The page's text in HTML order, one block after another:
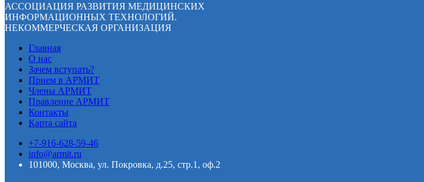
АССОЦИАЦИЯ РАЗВИТИЯ МЕДИЦИНСКИХ
ИНФОРМАЦИОННЫХ ТЕХНОЛОГИЙ.
НЕКОММЕРЧЕСКАЯ ОРГАНИЗАЦИЯ
Главная
О нас
Зачем вступать?
Прием в АРМИТ
Члены АРМИТ
Правление АРМИТ
Контакты
Карта сайта
+7-916-628-59-46
info@armit.ru
101000, Москва, ул. Покровка, д.25, стр.1, оф.2